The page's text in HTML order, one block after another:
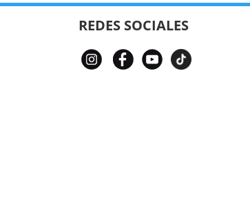
REDES SOCIALES